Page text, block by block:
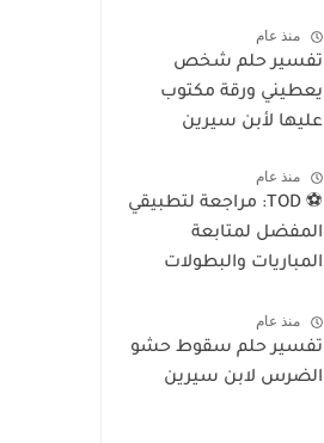
منذ عام
تفسير حلم شخص
يعطيني ورقة مكتوب
عليها لأبن سيرين
منذ عام
⚽ TOD: مراجعة لتطبيقي
المفضل لمتابعة
المباريات والبطولات
منذ عام
تفسير حلم سقوط حشو
الضرس لابن سيرين